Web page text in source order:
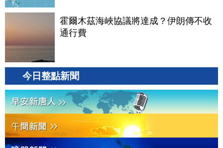
霍爾木茲海峽協議將達成？伊朗傳不收
通行費
今日整點新聞